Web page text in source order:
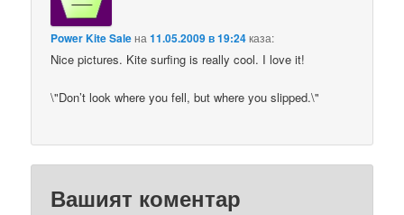
Power Kite Saleна11.05.2009 в 19:24каза:
Nice pictures. Kite surfing is really cool. I love it!
\"Don’t look where you fell, but where you slipped.\"
Вашият коментар